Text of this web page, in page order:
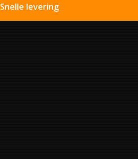
Snelle levering